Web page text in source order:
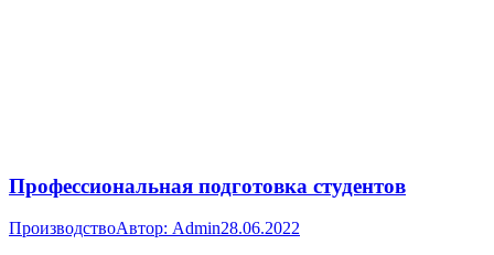
Профессиональная подготовка студентов
ПроизводствоАвтор: Admin28.06.2022